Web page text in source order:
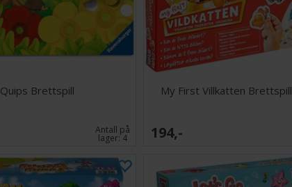
Quips Brettspill
Antall på
lager:4
My First Villkatten
194,-